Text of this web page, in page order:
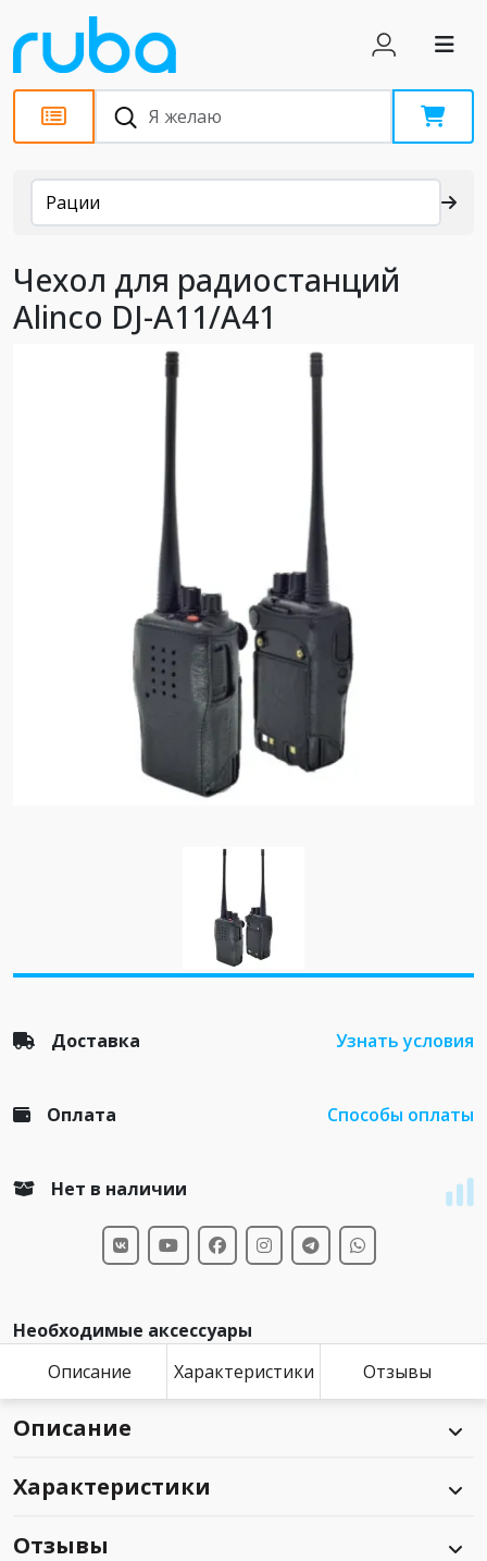
Каталог
Рации
Чехол для радиостанций
Alinco DJ-A11/A41
Доставка Узнать условия
Оплата Способы оплаты
Нет в наличии
Необходимые аксессуары
Описание
Характеристики Отзывы
Описание
Характеристики
Отзывы